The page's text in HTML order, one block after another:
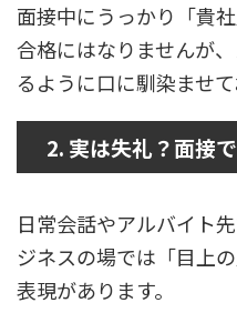
面接中にうっかり「貴
合格にはなりませんが
るように口に馴染ませて
2. 実は失礼？面接
日常会話やアルバイト
ジネスの場では「目上
表現があります。